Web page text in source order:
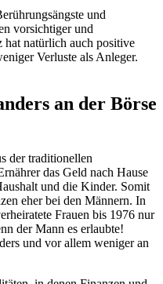
und
vorsichtiger und
hat natürlich auch positive
Verluste als Anleger.
an der Börse
der traditionellen
das Geld nach Hause
und die Kinder. Somit
eher bei den Männern. In
Frauen bis 1976 nur
der Mann es erlaubte!
und vor allem weniger an